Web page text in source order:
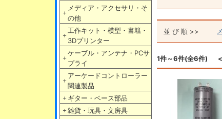
＋
メディア・アクセサリ・そ
の他
＋
工作キット・模型・書籍・
3Dプリンター
＋
ケーブル・アンテナ・PCサ
プライ
＋
アーケードコントローラー
関連製品
＋ ギター・ベース部品
＋ 雑貨・玩具・文房具
並 び 順 >>
1件～6件(全6件)